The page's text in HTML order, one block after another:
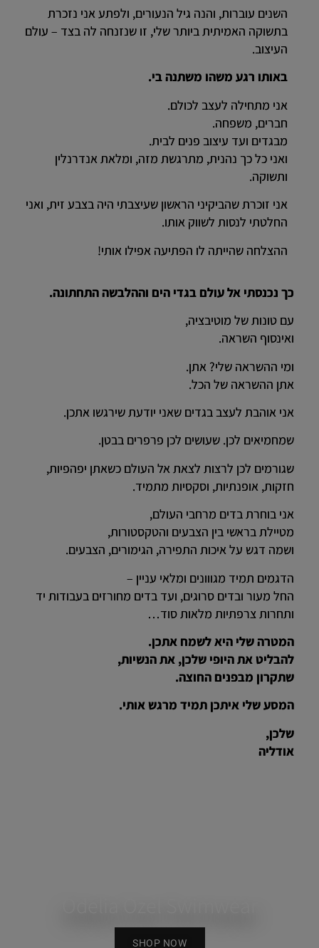
השנים עוברות, והנה גיל הנעורים, ולפתע אני נזכרת
בתשוקה האמיתית ביותר שלי, זו שנזנחה לה בצד – עולם
העיצוב.
באותו רגע משהו משתנה בי.
אני מתחילה לעצב לכולם.
חברים, משפחה.
מבגדים ועד עיצוב פנים לבית.
ואני כל כך נהנית, מתרגשת מזה, ומלאת אנדרנלין
ותשוקה.
אני זוכרת שהביקיני הראשון שעיצבתי היה בצבע זית, ואני
החלטתי לנסות לשווק אותו.
ההצלחה שהייתה לו הפתיעה אפילו אותי!
כך נכנסתי אל עולם בגדי הים וההלבשה התחתונה.
עם טונות של מוטיבציה,
ואינסוף השראה.
ומי ההשראה שלי? אתן.
אתן ההשראה של הכל.
אני אוהבת לעצב בגדים שאני יודעת שירגשו אתכן.
שמחמיאים לכן. שעושים לכן פרפרים בבטן.
שגורמים לכן לרצות לצאת אל העולם כשאתן יפהפיות,
חזקות, אופנתיות, וסקסיות מתמיד.
אני בוחרת בדים מרחבי העולם,
מטיילת בראשי בין הצבעים והטקסטורות,
ושמה דגש על איכות התפירה, הגימורים, הצבעים.
הדגמים תמיד מגווונים ומלאי עניין –
החל מעור ובדים סרוגים, ועד בדים מחורזים בעבודות יד
ותחרות צרפתיות מלאות סוד…
המטרה שלי היא לשמח אתכן.
להבליט את היופי שלכן, את הנשיות,
שתקרון מבפנים החוצה.
המסע שלי איתכן תמיד מרגש אותי.
שלכן,
אודליה
SHOP NOW